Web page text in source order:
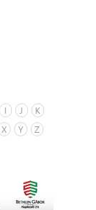
I J
K
X Y Z